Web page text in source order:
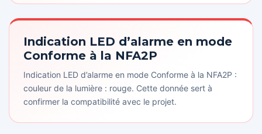
Indication LED d’alarme en mode
Conforme à la NFA2P
Indication LED d’alarme en mode Conforme à la NFA2P :
couleur de la lumière : rouge. Cette donnée sert à
confirmer la compatibilité avec le projet.